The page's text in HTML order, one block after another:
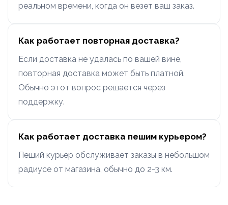
реальном времени, когда он везет ваш заказ.
Как работает повторная доставка?
Если доставка не удалась по вашей вине,
повторная доставка может быть платной.
Обычно этот вопрос решается через
поддержку.
Как работает доставка пешим курьером?
Пеший курьер обслуживает заказы в небольшом
радиусе от магазина, обычно до 2-3 км.